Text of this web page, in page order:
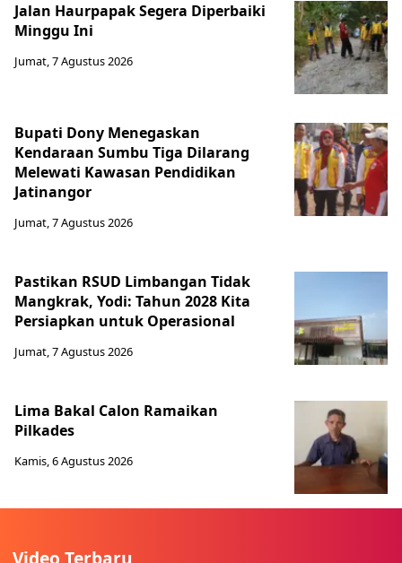
Jalan Haurpapak Segera Diperbaiki
Minggu Ini
Jumat, 7 Agustus 2026
Bupati Dony Menegaskan
Kendaraan Sumbu Tiga Dilarang
Melewati Kawasan Pendidikan
Jatinangor
Jumat, 7 Agustus 2026
Pastikan RSUD Limbangan Tidak
Mangkrak, Yodi: Tahun 2028 Kita
Persiapkan untuk Operasional
Jumat, 7 Agustus 2026
Lima Bakal Calon Ramaikan
Pilkades
Kamis, 6 Agustus 2026
Video Terbaru